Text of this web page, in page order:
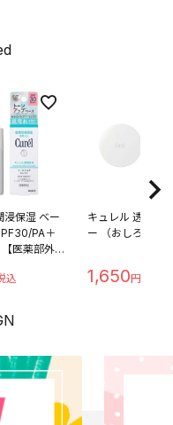
浸保湿 ベー
PA＋
医薬部外
キュレル 透明感
ー （おしろい）
1,650